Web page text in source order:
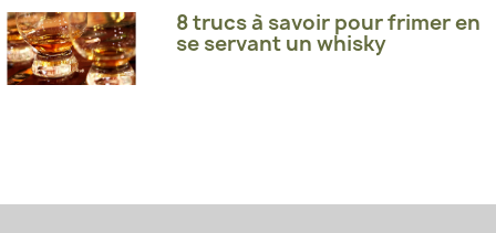
8 trucs à savoir pour frimer en
se servant un whisky